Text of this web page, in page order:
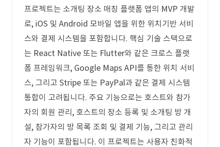
프로젝트는 소개팅 장소 매칭 플랫폼 앱의 MVP 개발
로, iOS 및 Android 모바일 앱을 위한 위치기반 서비
스와 결제 시스템을 포함합니다. 핵심 기술 스택으로
는 React Native 또는 Flutter와 같은 크로스 플랫
폼 프레임워크, Google Maps API를 통한 위치 서비
스, 그리고 Stripe 또는 PayPal과 같은 결제 시스템
통합이 고려됩니다. 주요 기능으로는 호스트와 참가
자의 회원 관리, 호스트의 장소 등록 및 소개팅 방 개
설, 참가자의 방 목록 조회 및 결제 기능, 그리고 관리
자 기능이 포함됩니다. 이 프로젝트는 사용자 친화적